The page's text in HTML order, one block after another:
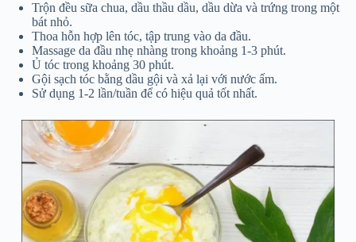
Trộn đều sữa chua, dầu thầu dầu, dầu dừa và trứng trong một
bát nhỏ.
Thoa hỗn hợp lên tóc, tập trung vào da đầu.
Massage da đầu nhẹ nhàng trong khoảng 1-3 phút.
Ủ tóc trong khoảng 30 phút.
Gội sạch tóc bằng dầu gội và xả lại với nước ấm.
Sử dụng 1-2 lần/tuần để có hiệu quả tốt nhất.